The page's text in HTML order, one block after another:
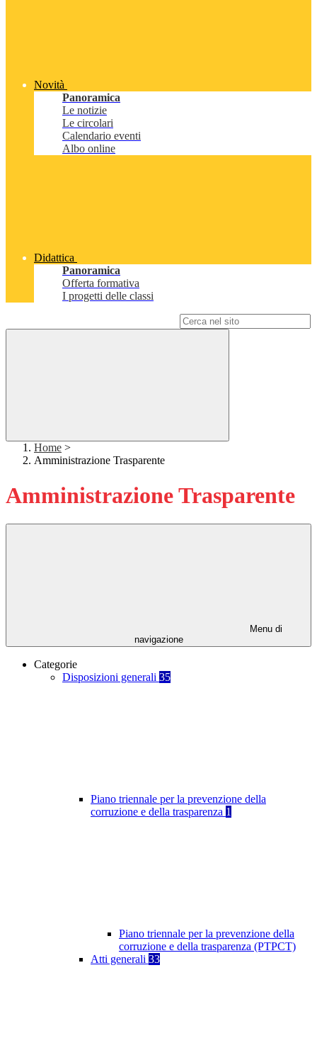
Novità
Panoramica
Le notizie
Le circolari
Calendario eventi
Albo online
Didattica
Panoramica
Offerta formativa
I progetti delle classi
Home >
Amministrazione Trasparente
Amministrazione Trasparente
Menu di
navigazione
Categorie
Disposizioni generali 35
Piano triennale per la prevenzione della
corruzione e della trasparenza 1
Piano triennale per la prevenzione della
corruzione e della trasparenza (PTPCT)
Atti generali 33